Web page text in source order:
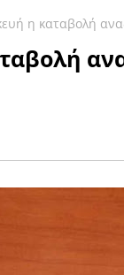
η καταβολή